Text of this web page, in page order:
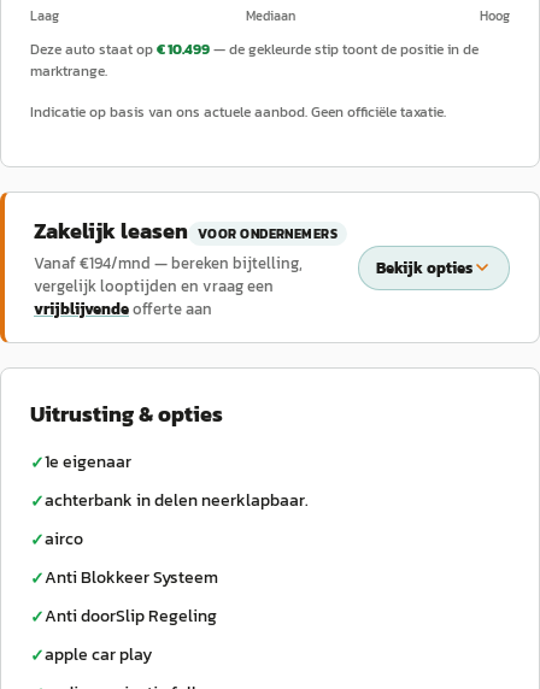
Laag Mediaan Hoog
Deze auto staat op€ 10.499— de gekleurde stip toont de positie in de
marktrange.
Indicatie op basis van ons actuele aanbod. Geen officiële taxatie.
Zakelijk leasen VOOR ONDERNEMERS
Vanaf €194/mnd — bereken bijtelling,
vergelijk looptijden en vraag een
vrijblijvendeofferte aan
Bekijk opties
Uitrusting & opties
✓1e eigenaar
✓achterbank in delen neerklapbaar.
✓airco
✓Anti Blokkeer Systeem
✓Anti doorSlip Regeling
✓apple car play